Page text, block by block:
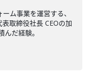
ム事業を運営する、
取締役社長 CEOの加
だ経験。